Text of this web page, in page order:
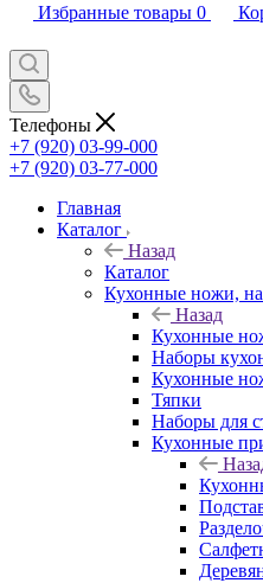
Избранные товары 0
Телефоны
+7 (920) 03-99-000
+7 (920) 03-77-000
Главная
Каталог
Назад
Каталог
Кухонные ножи,
Назад
Кухонные
Наборы
Кухонные
Тяпки
Наборы для
Кухонные